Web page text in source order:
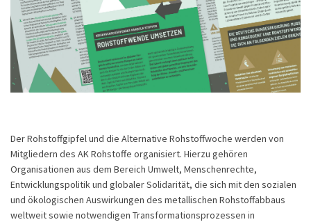
Der Rohstoffgipfel und die Alternative Rohstoffwoche werden von
Mitgliedern des AK Rohstoffe organisiert. Hierzu gehören
Organisationen aus dem Bereich Umwelt, Menschenrechte,
Entwicklungspolitik und globaler Solidarität, die sich mit den sozialen
und ökologischen Auswirkungen des metallischen Rohstoffabbaus
weltweit sowie notwendigen Transformationsprozessen in